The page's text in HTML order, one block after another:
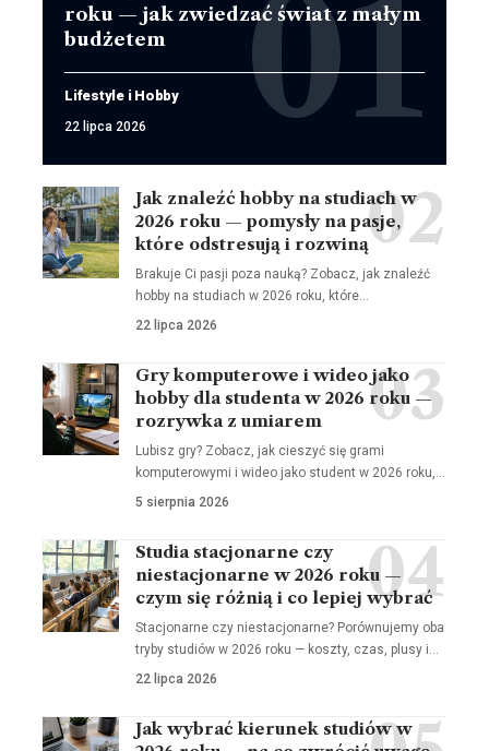
roku — jak zwiedzać świat z małym
budżetem
Lifestyle i Hobby
22 lipca 2026
Jak znaleźć hobby na studiach w
2026 roku — pomysły na pasje,
które odstresują i rozwiną
Brakuje Ci pasji poza nauką? Zobacz, jak znaleźć
hobby na studiach w 2026 roku, które…
22 lipca 2026
Gry komputerowe i wideo jako
hobby dla studenta w 2026 roku —
rozrywka z umiarem
Lubisz gry? Zobacz, jak cieszyć się grami
komputerowymi i wideo jako student w 2026 roku,…
5 sierpnia 2026
Studia stacjonarne czy
niestacjonarne w 2026 roku —
czym się różnią i co lepiej wybrać
Stacjonarne czy niestacjonarne? Porównujemy oba
tryby studiów w 2026 roku — koszty, czas, plusy i…
22 lipca 2026
Jak wybrać kierunek studiów w